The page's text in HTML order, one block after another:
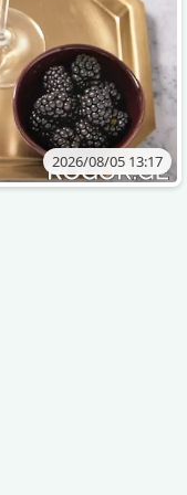
2026/08/05 13:17